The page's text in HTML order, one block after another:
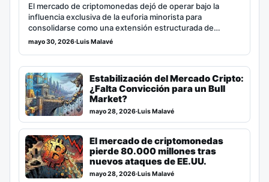
El mercado de criptomonedas dejó de operar bajo la
influencia exclusiva de la euforia minorista para
consolidarse como una extensión estructurada de…
mayo 30, 2026·Luis Malavé
Estabilización del Mercado Cripto:
¿Falta Convicción para un Bull
Market?
mayo 28, 2026·Luis Malavé
El mercado de criptomonedas
pierde 80.000 millones tras
nuevos ataques de EE.UU.
mayo 28, 2026·Luis Malavé